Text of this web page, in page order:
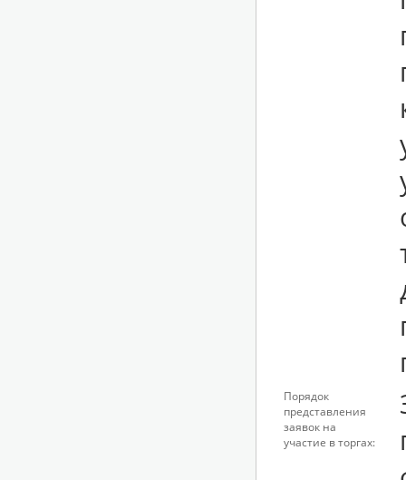
Порядок
представления
заявок на
участие в торгах: